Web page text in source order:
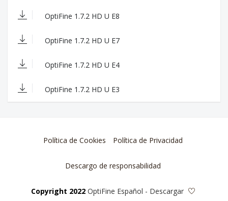
OptiFine 1.7.2_HD_U_E8
- added shaders uniforms "nightVision",
"blindness" and "screenBrightness"
- added shader macro MC_VERSION
(04.05.2017)
to gaux4, only used as custom textures
- updated shaders: fixed depth of translucent
- updated shaders: added support for custom
textures
OptiFine 1.7.2 HD U E8
OptiFine 1.7.2 HD U E7
OptiFine 1.7.2 HD U E4
OptiFine 1.7.2 HD U E3
Política de Cookies Política de Privacidad
Descargo de responsabilidad
Copyright 2022OptiFine Español - Descargar